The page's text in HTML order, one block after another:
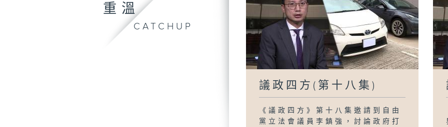
重溫
CATCHUP
議政四方(第十八集)
《議政四方》第十八集邀請到自由
黨立法會議員李鎮強，討論政府打